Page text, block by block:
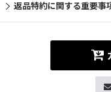
返品特約に関する重要事